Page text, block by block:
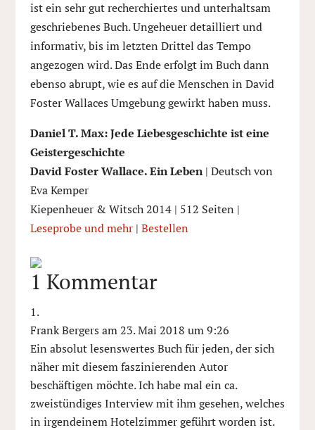
ist ein sehr gut recherchiertes und unterhaltsam
geschriebenes Buch. Ungeheuer detailliert und
informativ, bis im letzten Drittel das Tempo
angezogen wird. Das Ende erfolgt im Buch dann
ebenso abrupt, wie es auf die Menschen in David
Foster Wallaces Umgebung gewirkt haben muss.
Daniel T. Max: Jede Liebesgeschichte ist eine
Geistergeschichte
David Foster Wallace. Ein Leben| Deutsch von
Eva Kemper
Kiepenheuer & Witsch 2014 | 512 Seiten |
Leseprobe und mehr| Bestellen
1 Kommentar
Frank Bergers am 23. Mai 2018 um 9:26
Ein absolut lesenswertes Buch für jeden, der sich
näher mit diesem faszinierenden Autor
beschäftigen möchte. Ich habe mal ein ca.
zweistündiges Interview mit ihm gesehen, welches
in irgendeinem Hotelzimmer geführt worden ist.